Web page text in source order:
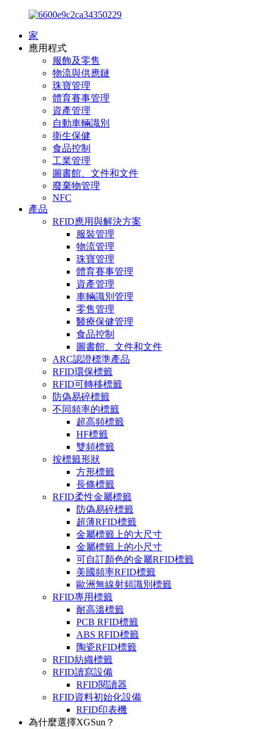
家
應用程式
服飾及零售
物流與供應鏈
珠寶管理
體育賽事管理
資產管理
自動車輛識別
衛生保健
食品控制
工業管理
圖書館、文件和文件
廢棄物管理
NFC
產品
RFID應用與解決方案
服裝管理
物流管理
珠寶管理
體育賽事管理
資產管理
車輛識別管理
零售管理
醫療保健管理
食品控制
圖書館、文件和文件
ARC認證標準產品
RFID環保標籤
RFID可轉移標籤
防偽易碎標籤
不同頻率的標籤
超高頻標籤
HF標籤
雙頻標籤
按標籤形狀
方形標籤
長條標籤
RFID柔性金屬標籤
防偽易碎標籤
超薄RFID標籤
金屬標籤上的大尺寸
金屬標籤上的小尺寸
可自訂顏色的金屬RFID標籤
美國頻率RFID標籤
歐洲無線射頻識別標籤
RFID專用標籤
耐高溫標籤
PCB RFID標籤
ABS RFID標籤
陶瓷RFID標籤
RFID紡織標籤
RFID讀寫設備
RFID閱讀器
RFID資料初始化設備
RFID印表機
為什麼選擇XGSun？